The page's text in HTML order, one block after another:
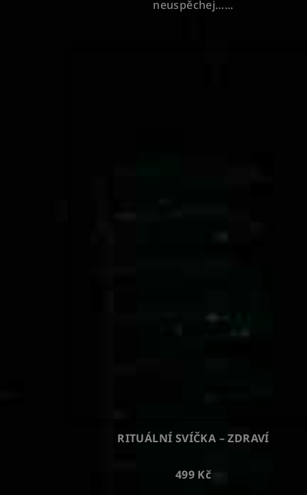
neuspěchej…...
RITUÁLNÍ SVÍČKA – ZDRAVÍ
499 Kč